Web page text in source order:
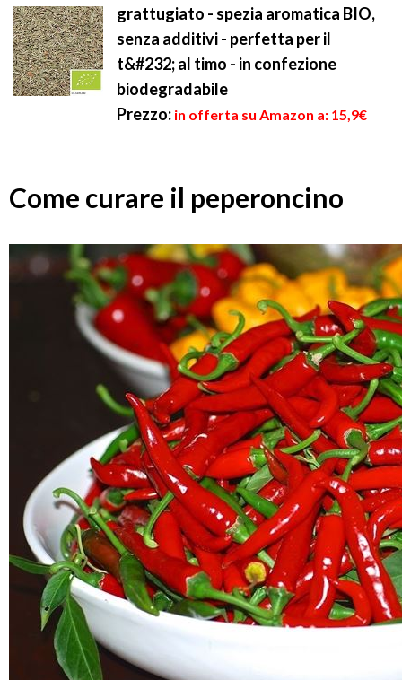
grattugiato - spezia aromatica BIO,
senza additivi - perfetta per il
t&#232; al timo - in confezione
biodegradabile
Prezzo: in offerta su Amazon a: 15,9€
Come curare il peperoncino